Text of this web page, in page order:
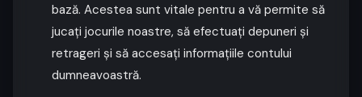
bază. Acestea sunt vitale pentru a vă permite să
jucați jocurile noastre, să efectuați depuneri și
retrageri și să accesați informațiile contului
dumneavoastră.